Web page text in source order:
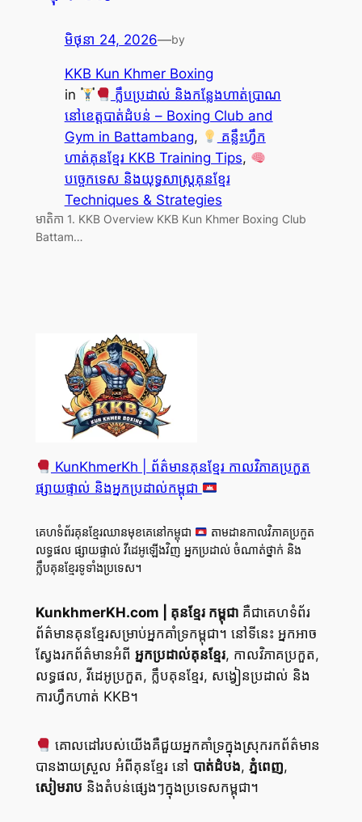
មិថុនា 24, 2026—by
KKB Kun Khmer Boxing
in
ក្លឹបប្រដាល់ និងកន្លែងហាត់ប្រាណ
នៅខេត្តបាត់ដំបន់ – Boxing Club and
Gym in Battambang,
គន្លឹះហ្វឹក
ហាត់គុនខ្មែរ KKB Training Tips,
បច្ចេកទេស និងយុទ្ធសាស្ត្រគុនខ្មែរ
Techniques & Strategies
មាតិកា 1. KKB Overview KKB Kun Khmer Boxing Club
Battam…
KunKhmerKh | ព័ត៌មានគុនខ្មែរ កាលវិភាគប្រកួត
ផ្សាយផ្ទាល់ និងអ្នកប្រដាល់កម្ពុជា
គេហទំព័រគុនខ្មែរឈានមុខគេនៅកម្ពុជា
តាមដានកាលវិភាគប្រកួត
លទ្ធផល ផ្សាយផ្ទាល់ វីដេអូឡើងវិញ អ្នកប្រដាល់ ចំណាត់ថ្នាក់ និង
ក្លឹបគុនខ្មែរទូទាំងប្រទេស។
KunkhmerKH.com | គុនខ្មែរ កម្ពុជាគឺជាគេហទំព័រ
ព័ត៌មានគុនខ្មែរសម្រាប់អ្នកគាំទ្រកម្ពុជា។ នៅទីនេះ អ្នកអាច
ស្វែងរកព័ត៌មានអំពី អ្នកប្រដាល់គុនខ្មែរ, កាលវិភាគប្រកួត,
លទ្ធផល, វីដេអូប្រកួត, ក្លឹបគុនខ្មែរ, សង្វៀនប្រដាល់ និង
ការហ្វឹកហាត់ KKB។
គោលដៅរបស់យើងគឺជួយអ្នកគាំទ្រក្នុងស្រុករកព័ត៌មាន
បានងាយស្រួល អំពីគុនខ្មែរ នៅ បាត់ដំបង, ភ្នំពេញ,
សៀមរាបនិងតំបន់ផ្សេងៗក្នុងប្រទេសកម្ពុជា។